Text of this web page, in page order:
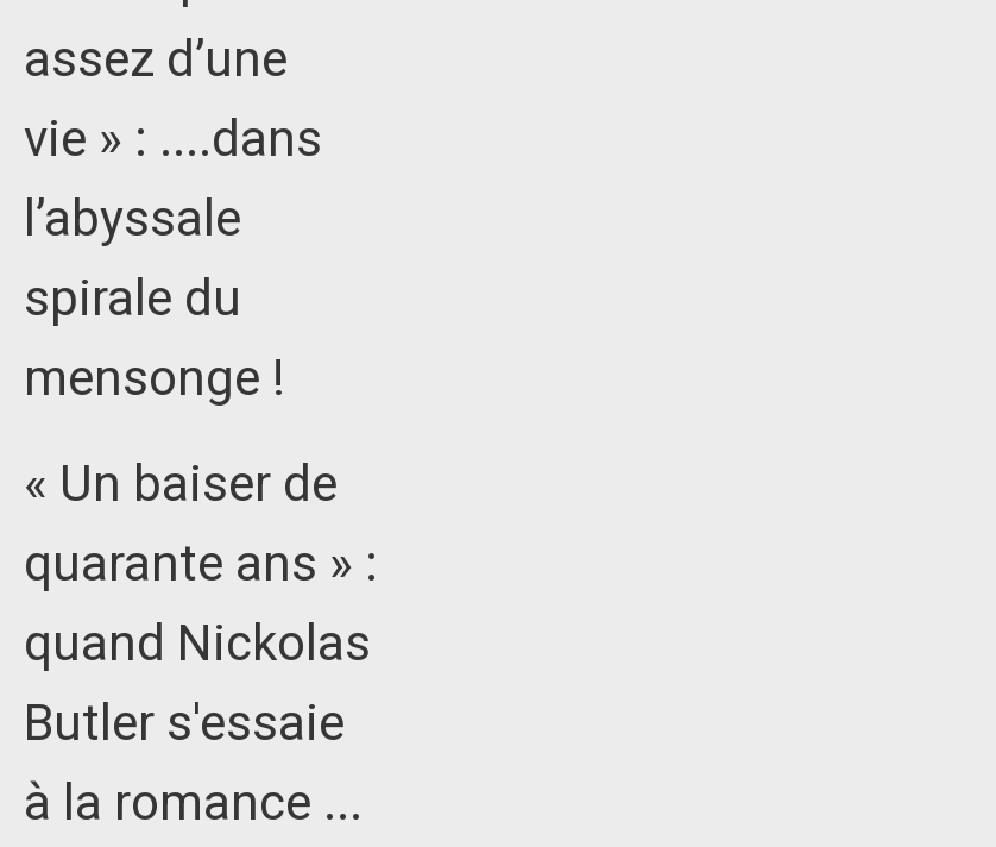
assez d’une
vie » : ....dans
l’abyssale
spirale du
mensonge !
« Un baiser de
quarante ans » :
quand Nickolas
Butler s'essaie
à la romance ...